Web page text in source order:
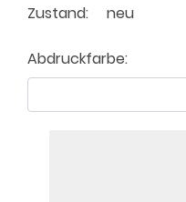
Zustand:
neu
Abdruckfarbe: